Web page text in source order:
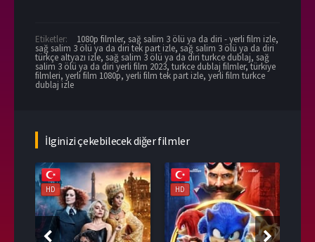
Etiketler: 1080p filmler, sağ salim 3 ölü ya da diri - yerli film izle,
sağ salim 3 ölü ya da diri tek part izle, sağ salim 3 ölü ya da diri
türkçe altyazı izle, sağ salim 3 ölü ya da diri turkce dublaj, sağ
salim 3 ölü ya da diri yerli film 2023, turkce dublaj filmler,türkiye
filmleri, yerli film 1080p, yerli film tek part izle, yerli film turkce
dublaj izle
İlginizi çekebilecek diğer filmler
HD HD